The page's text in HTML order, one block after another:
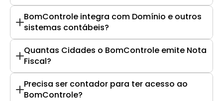
BomControle integra com Domínio e outros
sistemas contábeis?
Quantas Cidades o BomControle emite Nota
Fiscal?
Precisa ser contador para ter acesso ao
BomControle?